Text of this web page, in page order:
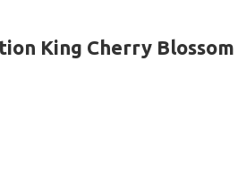
King Cherry Blossom